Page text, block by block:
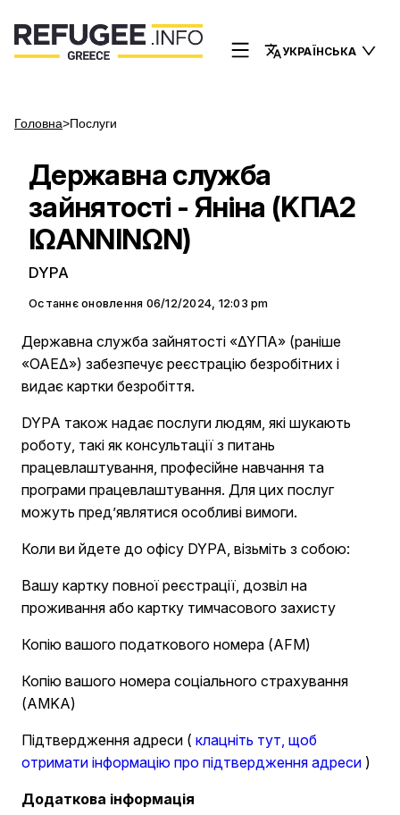
УКРАЇНСЬКА
Головна>Послуги
Державна служба
зайнятості - Яніна (ΚΠΑ2
ΙΩΑΝΝΙΝΩΝ)
DYPA
Останнє оновлення 06/12/2024, 12:03 pm
Державна служба зайнятості «ΔΥΠΑ» (раніше
«ΟΑΕΔ») забезпечує реєстрацію безробітних і
видає картки безробіття.
DYPA також надає послуги людям, які шукають
роботу, такі як консультації з питань
працевлаштування, професійне навчання та
програми працевлаштування. Для цих послуг
можуть пред’являтися особливі вимоги.
Коли ви йдете до офісу DYPA, візьміть з собою:
Вашу картку повної реєстрації, дозвіл на
проживання або картку тимчасового захисту
Копію вашого податкового номера (AFM)
Копію вашого номера соціального страхування
(AMKA)
Підтвердження адреси ( клацніть тут, щоб
отримати інформацію про підтвердження адреси )
Додаткова інформація